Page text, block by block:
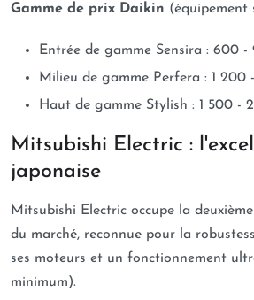
Gamme de prix Daikin (équipement
Entrée de gamme Sensira : 600
Milieu de gamme Perfera : 1 200
Haut de gamme Stylish : 1 500 -
Mitsubishi Electric :
japonaise
Mitsubishi Electric occupe la
du marché, reconnue pour la
ses moteurs et un fonctionnement
minimum).